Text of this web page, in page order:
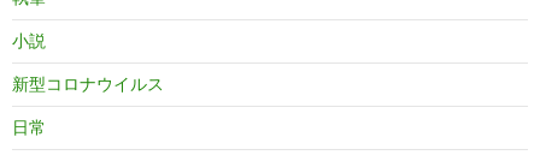
小説
新型コロナウイルス
日常